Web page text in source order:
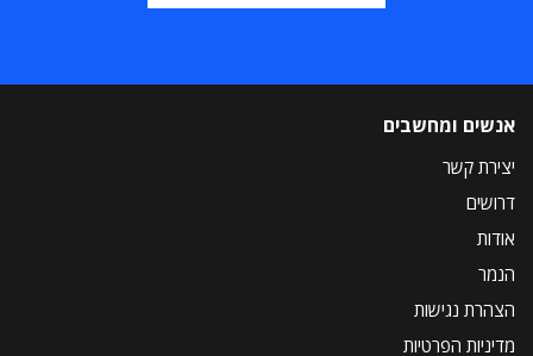
אנשים ומחשבים
יצירת קשר
דרושים
אודות
הנמר
הצהרת נגישות
מדיניות הפרטיות